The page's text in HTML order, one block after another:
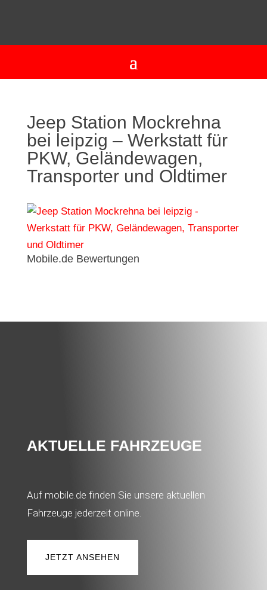
Jeep Station Mockrehna
bei leipzig – Werkstatt für
PKW, Geländewagen,
Transporter und Oldtimer
Mobile.de Bewertungen
AKTUELLE FAHRZEUGE
Auf mobile.de finden Sie unsere aktuellen
Fahrzeuge jederzeit online.
JETZT ANSEHEN